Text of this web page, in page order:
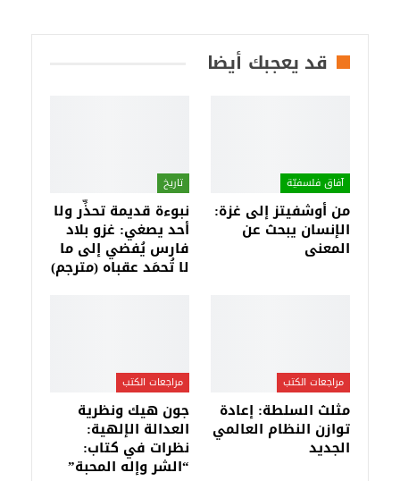
قد يعجبك أيضا
آفاق فلسفيّة‎
من أوشفيتز إلى غزة:
الإنسان يبحث عن
المعنى
تاريخ
نبوءة قديمة تحذِّر ولا
أحد يصغي: غزو بلاد
فارس يُفضي إلى ما
لا تُحمَد عقباه (مترجم)
مراجعات الكتب
مثلث السلطة: إعادة
توازن النظام العالمي
الجديد
مراجعات الكتب
جون هيك ونظرية
العدالة الإلهية:
نظرات في كتاب:
“الشر وإله المحبة”